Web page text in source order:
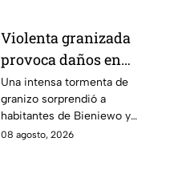
Violenta granizada
provoca daños en
vehículos en Polonia
Una intensa tormenta de
granizo sorprendió a
habitantes de Bieniewo y
provocó daños en los cristales
08 agosto, 2026